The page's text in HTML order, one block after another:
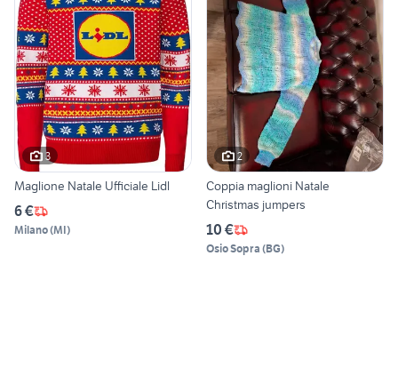
3
Maglione Natale Ufficiale Lidl
6 €
Milano(MI)
2
Coppia maglioni Natale
Christmas jumpers
10 €
Osio Sopra (BG)